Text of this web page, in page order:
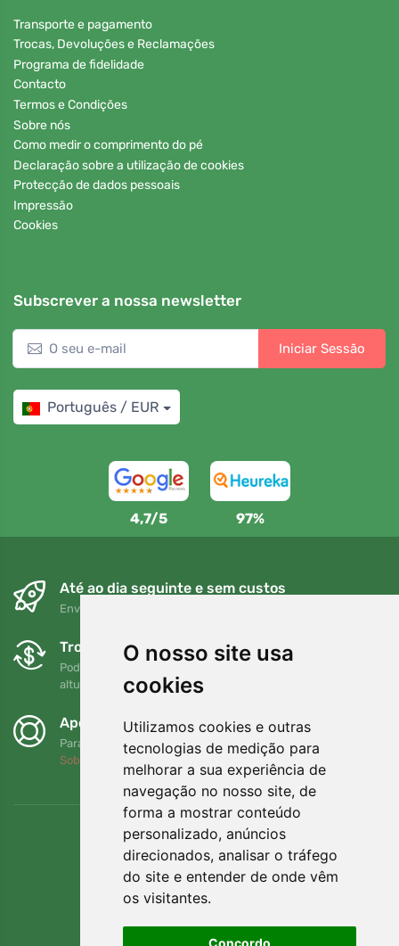
O nosso site usa
cookies
Utilizamos cookies e outras
tecnologias de medição para
melhorar a sua experiência de
navegação no nosso site, de
forma a mostrar conteúdo
personalizado, anúncios
direcionados, analisar o tráfego
do site e entender de onde vêm
os visitantes.
Concordo
Transporte e pagamento
Trocas, Devoluções e Reclamações
Programa de fidelidade
Contacto
Termos e Condições
Sobre nós
Como medir o comprimento do pé
Declaração sobre a utilização de cookies
Protecção de dados pessoais
Impressão
Cookies
Subscrever a nossa newsletter
Iniciar Sessão
Português / EUR
4,7/5 97%
Até ao dia seguinte e sem custos
Envio gratuito para encomendas superiores a 80 EUR
Trocas e devoluções gratuitas
Pode devolver ou trocar a sua encomenda em qualquer
altura no prazo de 90 dias
Apoiamos a Trees.org
Para cada encomenda plantamos uma árvore! Leia mais
Sobre nós